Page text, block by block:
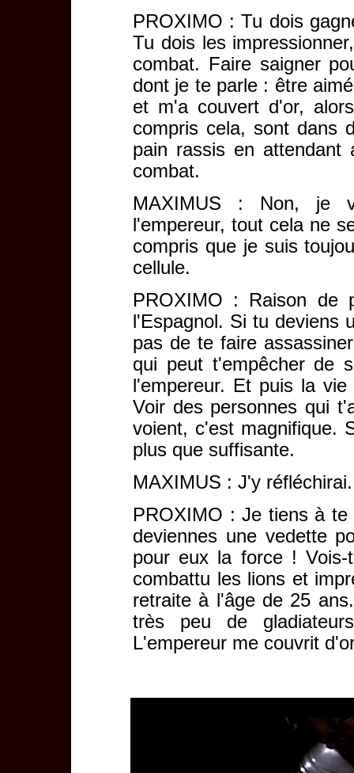
PROXIMO : Tu dois
Tu dois les
combat. Faire saigner
dont je te parle : être
et m'a couvert d'or,
compris cela, sont dans
pain rassis en attendant
combat.
MAXIMUS : Non, je
l'empereur, tout cela ne
compris que je suis
cellule.
PROXIMO : Raison de
l'Espagnol. Si tu deviens
pas de te faire
qui peut t'empêcher de
l'empereur. Et puis la
Voir des personnes qui
voient, c'est magnifique.
plus que suffisante.
MAXIMUS : J'y réfléchirai.
PROXIMO : Je tiens à
deviennes une vedette
pour eux la force !
combattu les lions et
retraite à l'âge de 25
très peu de
L'empereur me couvrit